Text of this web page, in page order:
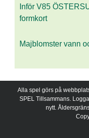
Inför V85
formkort
Majblomster vann
Alla spel görs på
SPEL Tillsammans.
nytt.